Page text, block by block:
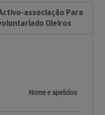
associação Para
Oleiros
Nome e apelidos